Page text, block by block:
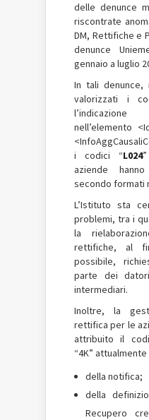
delle denunce
riscontrate
DM, Rettifiche e
denunce
gennaio a luglio
In tali denunce,
valorizzati i
nell’elemento
i codici “L024
aziende
secondo formati
L’Istituto sta
problemi, tra i
la
rettifiche, al
possibile,
parte dei
intermediari.
Inoltre, la
rettifica per le
attribuito il
“4K”
della notifica;
della
Recupero